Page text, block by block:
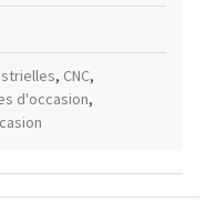
, CNC,
d'occasion,